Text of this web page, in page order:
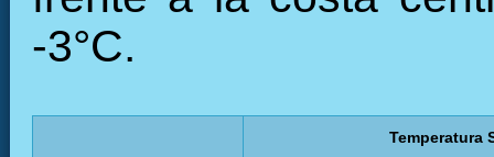
-3°C.
Temperatura